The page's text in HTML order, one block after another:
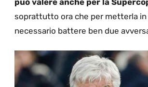
può valere anche per la
soprattutto ora che per metterla in
necessario battere ben due